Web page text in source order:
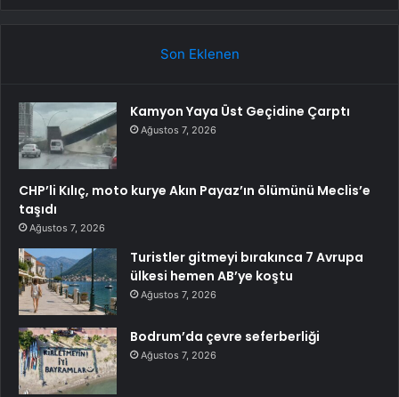
Son Eklenen
Kamyon Yaya Üst Geçidine Çarptı
Ağustos 7, 2026
CHP’li Kılıç, moto kurye Akın Payaz’ın ölümünü Meclis’e
taşıdı
Ağustos 7, 2026
Turistler gitmeyi bırakınca 7 Avrupa
ülkesi hemen AB’ye koştu
Ağustos 7, 2026
Bodrum’da çevre seferberliği
Ağustos 7, 2026